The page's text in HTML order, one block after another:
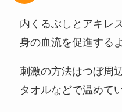
内くるぶしとアキレ
身の血流を促進する
刺激の方法はつぼ周
タオルなどで温めて